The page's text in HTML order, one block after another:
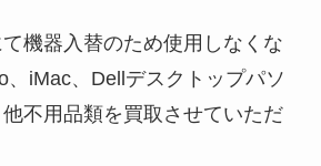
機器入替のため使用しなくな
、iMac、Dellデスクトップパソ
不用品類を買取させていただ